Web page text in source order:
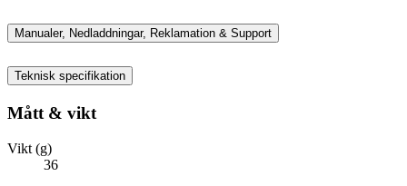
Manualer, Nedladdningar, Reklamation & Support
Teknisk specifikation
Mått & vikt
Vikt (g)
36